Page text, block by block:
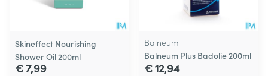
Skineffect Nourishing
Shower Oil 200ml
€ 7,99
Balneum
Balneum Plus Badolie 200ml
€ 12,94